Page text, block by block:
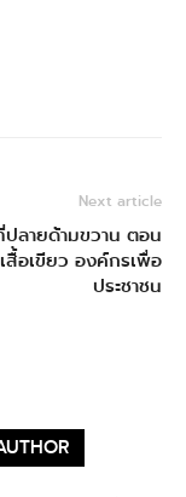
Next article
ลายด้ามขวาน ตอน
สื้อเขียว องค์กรเพื่อ
ประชาชน